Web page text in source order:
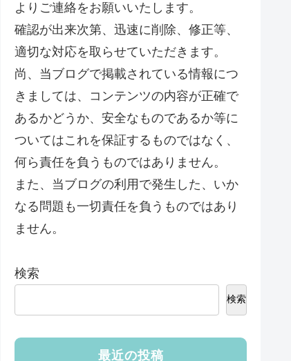
よりご連絡をお願いいたします。
確認が出来次第、迅速に削除、修正等、
適切な対応を取らせていただきます。
尚、当ブログで掲載されている情報につ
きましては、コンテンツの内容が正確で
あるかどうか、安全なものであるか等に
ついてはこれを保証するものではなく、
何ら責任を負うものではありません。
また、当ブログの利用で発生した、いか
なる問題も一切責任を負うものではあり
ません。
検索
検索
最近の投稿